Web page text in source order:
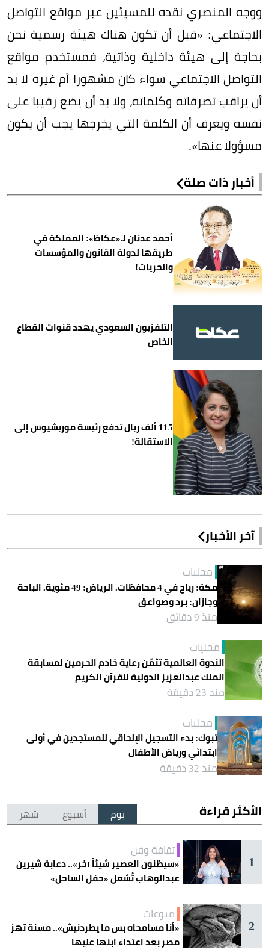
ووجه المنصري نقده للمسيئين عبر مواقع التواصل
الاجتماعي: «قبل أن تكون هناك هيئة رسمية نحن
بحاجة إلى هيئة داخلية وذاتية، فمستخدم مواقع
التواصل الاجتماعي سواء كان مشهورا أم غيره لا بد
أن يراقب تصرفاته وكلماته، ولا بد أن يضع رقيبا على
نفسه ويعرف أن الكلمة التي يخرجها يجب أن يكون
مسؤولا عنها».
أخبار ذات صلة
أحمد عدنان لـ«عكاظ»: المملكة في
طريقها لدولة القانون والمؤسسات
والحريات!
التلفزيون السعودي يهدد قنوات القطاع
الخاص
115 ألف ريال تدفع رئيسة موريشيوس إلى
الاستقالة!
آخر الأخبار
محليات
مكة: رياح في 4 محافظات. الرياض: 49 مئوية. الباحة
وجازان: برد وصواعق
منذ 9 دقائق
محليات
الندوة العالمية تثمّن رعاية خادم الحرمين لمسابقة
الملك عبدالعزيز الدولية للقرآن الكريم
منذ 23 دقيقة
محليات
تبوك: بدء التسجيل الإلحاقي للمستجدين في أولى
ابتدائي ورياض الأطفال
منذ 32 دقيقة
الأكثر قراءة يوم أسبوع شهر
1
ثقافة وفن
«سيظنون العصير شيئاً آخر».. دعابة شيرين
عبدالوهاب تُشعل «حفل الساحل»
2
منوعات
«أنا مسامحاه بس ما يطردنيش».. مسنة تهز
مصر بعد اعتداء ابنها عليها